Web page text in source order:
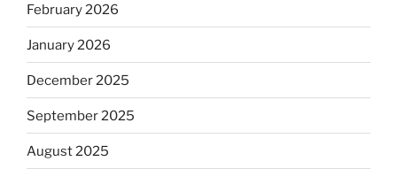
February 2026
January 2026
December 2025
September 2025
August 2025